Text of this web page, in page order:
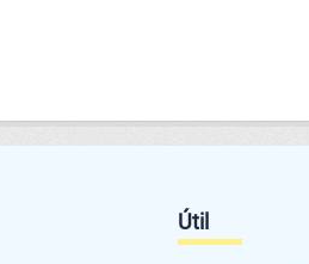
Útil